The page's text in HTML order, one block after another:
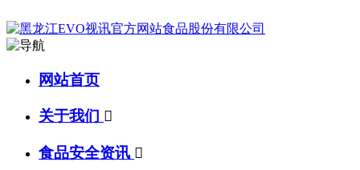
网站首页
关于我们 
食品安全资讯 